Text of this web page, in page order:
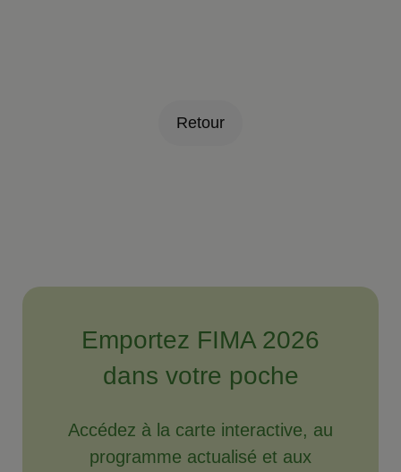
Retour
Emportez FIMA 2026
dans votre poche
Accédez à la carte interactive, au
programme actualisé et aux